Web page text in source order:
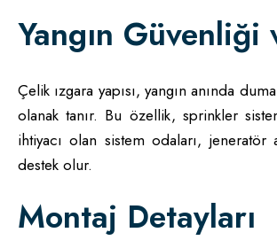
Yangın
Çelik ızgara yapısı, yangın anında
olanak tanır. Bu özellik, sprinkler
ihtiyacı olan sistem odaları, jeneratör
destek olur.
Montaj Detayları